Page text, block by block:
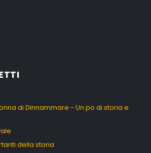
di Dinnammare - Un po di storia e
della storia